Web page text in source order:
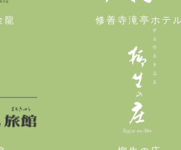
龍 修善寺滝亭ホテ